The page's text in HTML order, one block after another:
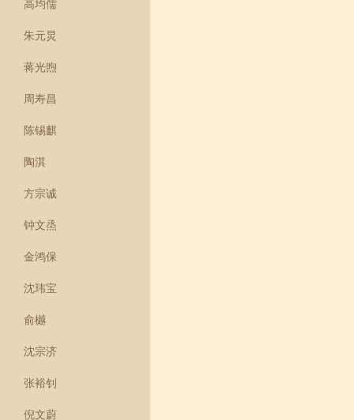
高均儒
朱元炅
蒋光煦
周寿昌
陈锡麒
陶淇
方宗诚
钟文烝
金鸿保
沈玮宝
俞樾
沈宗济
张裕钊
倪文蔚